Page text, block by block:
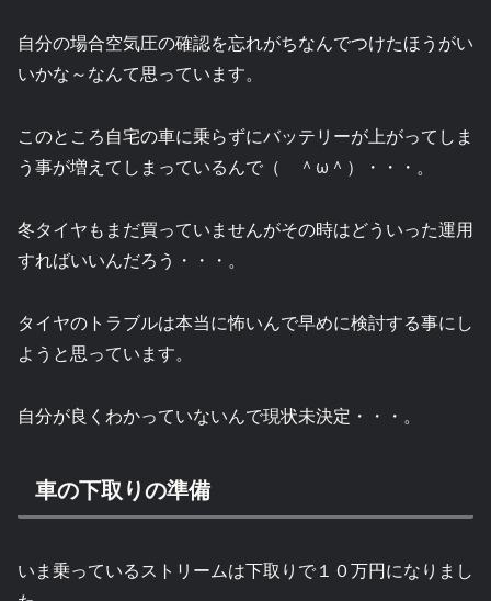
自分の場合空気圧の確認を忘れがちなんでつけたほうがい
いかな～なんて思っています。
このところ自宅の車に乗らずにバッテリーが上がってしま
う事が増えてしまっているんで（ ＾ω＾）・・・。
冬タイヤもまだ買っていませんがその時はどういった運用
すればいいんだろう・・・。
タイヤのトラブルは本当に怖いんで早めに検討する事にし
ようと思っています。
自分が良くわかっていないんで現状未決定・・・。
車の下取りの準備
いま乗っているストリームは下取りで１０万円になりまし